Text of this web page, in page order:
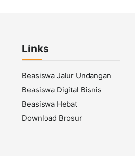
Links
Beasiswa Jalur Undangan
Beasiswa Digital Bisnis
Beasiswa Hebat
Download Brosur